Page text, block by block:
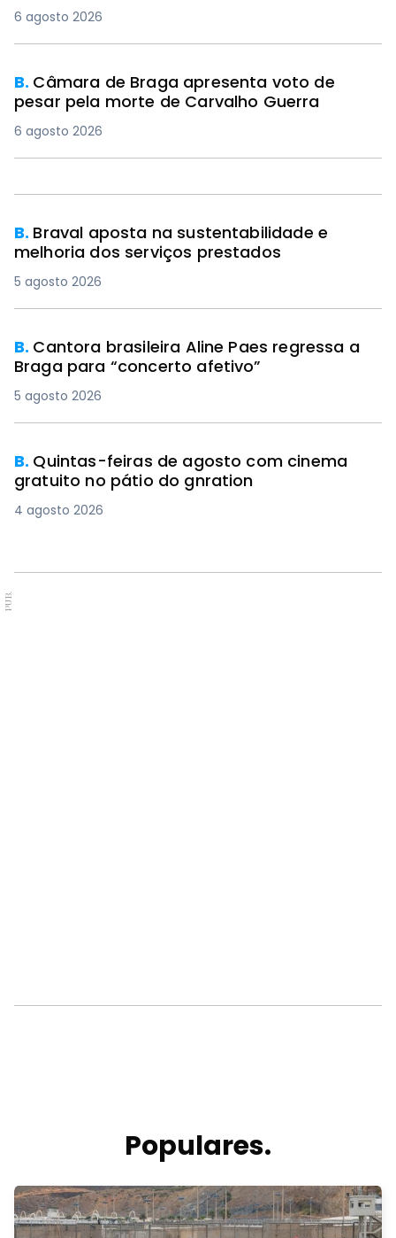
6 agosto 2026
B. Câmara de Braga apresenta voto de
pesar pela morte de Carvalho Guerra
6 agosto 2026
B. Braval aposta na sustentabilidade e
melhoria dos serviços prestados
5 agosto 2026
B. Cantora brasileira Aline Paes regressa a
Braga para “concerto afetivo”
5 agosto 2026
B. Quintas-feiras de agosto com cinema
gratuito no pátio do gnration
4 agosto 2026
PUB.
Populares.